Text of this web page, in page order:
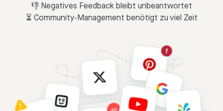
👎 Negatives Feedback bleibt unbeantwortet
⏳ Community-Management benötigt zu viel Zeit